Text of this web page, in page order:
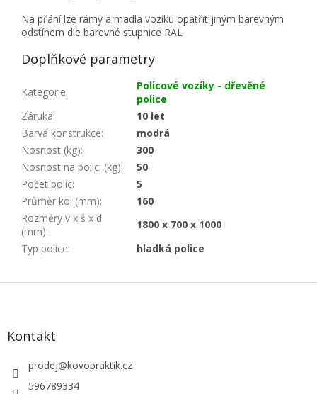
Na přání lze rámy a madla vozíku opatřit jiným barevným
odstínem dle barevné stupnice RAL
Doplňkové parametry
Kategorie:
Policové vozíky - dřevěné
police
Záruka:
10 let
Barva konstrukce:
modrá
Nosnost (kg):
300
Nosnost na polici (kg):
50
Počet polic:
5
Průměr kol (mm):
160
Rozměry v x š x d
(mm):
1800 x 700 x 1000
Typ police: hladká police
Z
Kontakt
prodej@kovopraktik.cz
596789334